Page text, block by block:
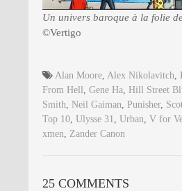
Un univers baroque à la folie
©Vertigo
Alan Moore Alex Nikolavitch
From Hell Gene Ha Hill Street
Smith
Neil Gaiman Punisher,
Top 10 Ulysse 31 Urban V for
xmen
Zander Canon
25 COMMENTS